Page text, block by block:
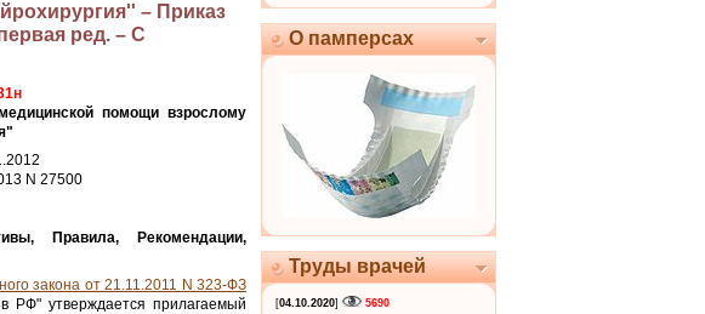
– Приказ
ред. – С
помощи взрослому
N 27500
Правила, Рекомендации,
закона от 21.11.2011 N 323-ФЗ
РФ" утверждается прилагаемый
О памперсах
Труды врачей
[04.10.2020]
5690